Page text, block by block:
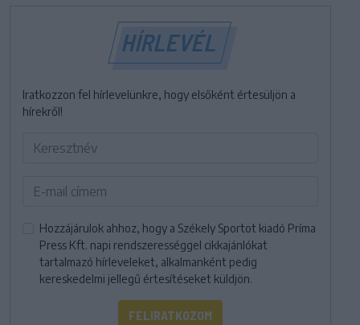
HÍRLEVÉL
Iratkozzon fel hírlevelünkre, hogy elsőként értesüljön a
hírekről!
Hozzájárulok ahhoz, hogy a Székely Sportot kiadó Príma
Press Kft. napi rendszerességgel cikkajánlókat
tartalmazó hírleveleket, alkalmanként pedig
kereskedelmi jellegű értesítéseket küldjön.
FELIRATKOZOM